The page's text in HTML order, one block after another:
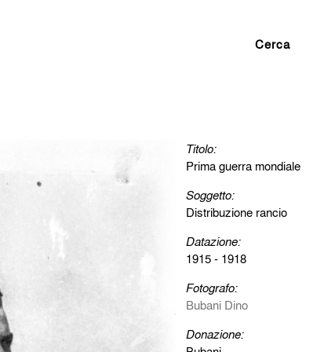
Cerca
Titolo:
Prima guerra mondiale
Soggetto:
Distribuzione rancio
Datazione:
1915 - 1918
Fotografo:
Bubani Dino
Donazione: